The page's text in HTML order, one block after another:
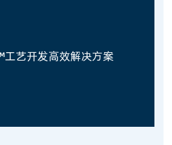
艺开发高效解决方案